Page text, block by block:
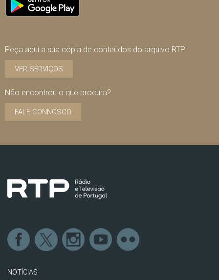
Peça aqui a sua cópia de conteúdos do arquivo RTP
VER SERVIÇOS
Não encontrou o que procura?
FALE CONNOSCO
NOTÍCIAS